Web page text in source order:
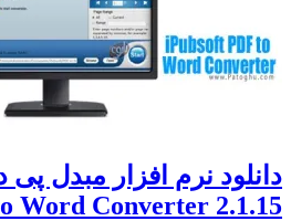
دانلود نرم افزار مبدل
Word Converter 2.1.15